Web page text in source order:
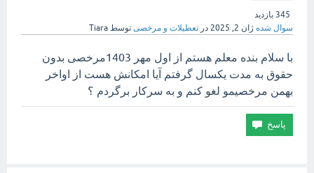
345 بازدید
سوال شده ژان 2, 2025 در تعطیلات و مرخصی توسط Tiara
با سلام بنده معلم هستم از اول مهر 1403مرخصی بدون
حقوق به مدت یکسال گرفتم آیا امکانش هست از اواخر
بهمن مرخصیمو‌ لغو کنم و به سرکار برگردم ؟